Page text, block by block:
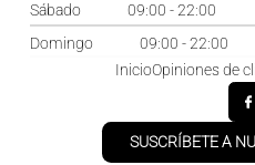
Sábado
09:00 - 22:00
Domingo
09:00 - 22:00
InicioOpiniones de
SUSCRÍBETE A